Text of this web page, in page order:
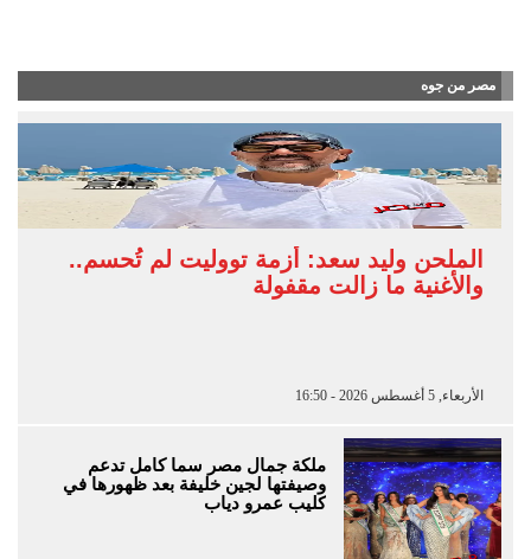
مصر من جوه
الملحن وليد سعد: أزمة تووليت لم تُحسم..
والأغنية ما زالت مقفولة
الأربعاء, 5 أغسطس 2026 - 16:50
ملكة جمال مصر سما كامل تدعم
وصيفتها لجين خليفة بعد ظهورها في
كليب عمرو دياب